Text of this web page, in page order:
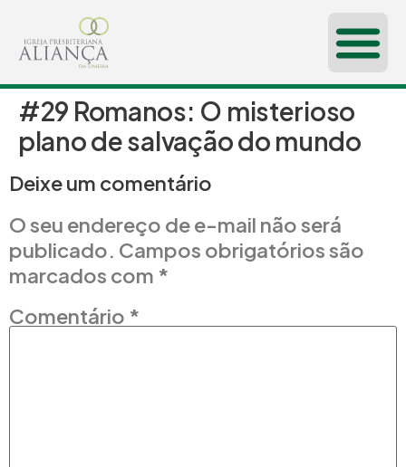
#29 Romanos: O misterioso
plano de salvação do mundo
Deixe um comentário
O seu endereço de e-mail não será
publicado. Campos obrigatórios são
marcados com *
Comentário *